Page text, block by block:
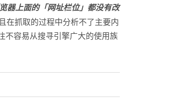
器上面的「网址栏位」都没有改
在抓取的过程中分析不了主要内
不容易从搜寻引擎广大的使用族